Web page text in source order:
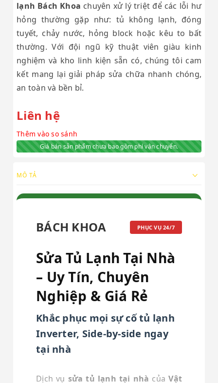
lạnh Bách Khoa chuyên xử lý triệt để các lỗi hư
hỏng thường gặp như: tủ không lạnh, đóng
tuyết, chảy nước, hỏng block hoặc kêu to bất
thường. Với đội ngũ kỹ thuật viên giàu kinh
nghiệm và kho linh kiện sẵn có, chúng tôi cam
kết mang lại giải pháp sửa chữa nhanh chóng,
an toàn và bền bỉ.
Liên hệ
Thêm vào so sánh
Giá bán sản phẩm chưa bao gồm phí vận chuyển.
MÔ TẢ
BÁCH KHOA PHỤC VỤ 24/7
Sửa Tủ Lạnh Tại Nhà
– Uy Tín, Chuyên
Nghiệp & Giá Rẻ
Khắc phục mọi sự cố tủ lạnh
Inverter, Side-by-side ngay
tại nhà
Dịch vụ sửa tủ lạnh tại nhà củaVật